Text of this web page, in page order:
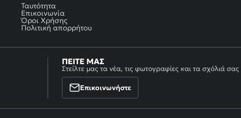
Ταυτότητα
Επικοινωνία
Όροι Χρήσης
Πολιτική απορρήτου
ΠΕΊΤΕ ΜΑΣ
Στείλτε μας τα νέα, τις φωτογραφίες και τα σχόλιά σας
Επικοινωνήστε